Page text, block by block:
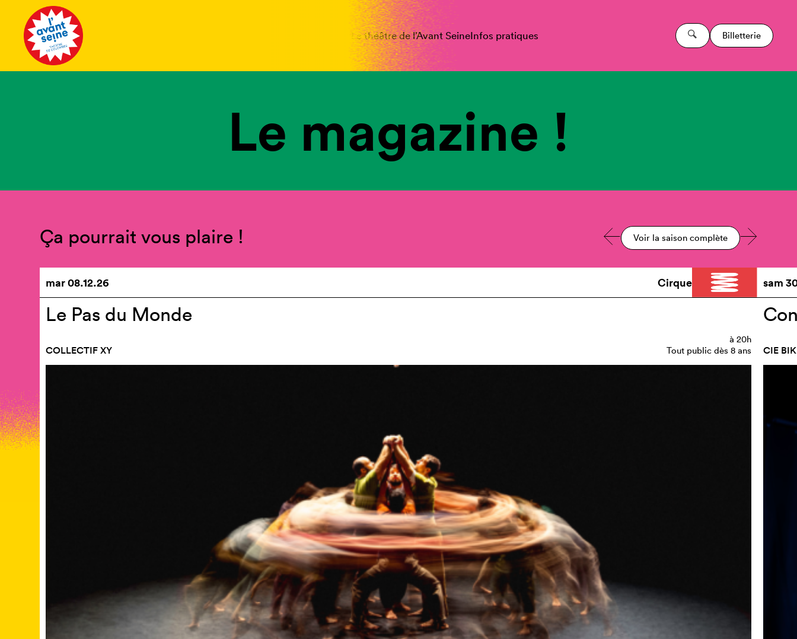
Le théâtre de l’Avant SeineInfos pratiques Billetterie
Le magazine !
Ça pourrait vous plaire ! Voir la saison complète
mar08.12.26 Cirque
Le Pas du Monde
COLLECTIF XY
à 20h
Tout public dès 8 ans
sam
CIE